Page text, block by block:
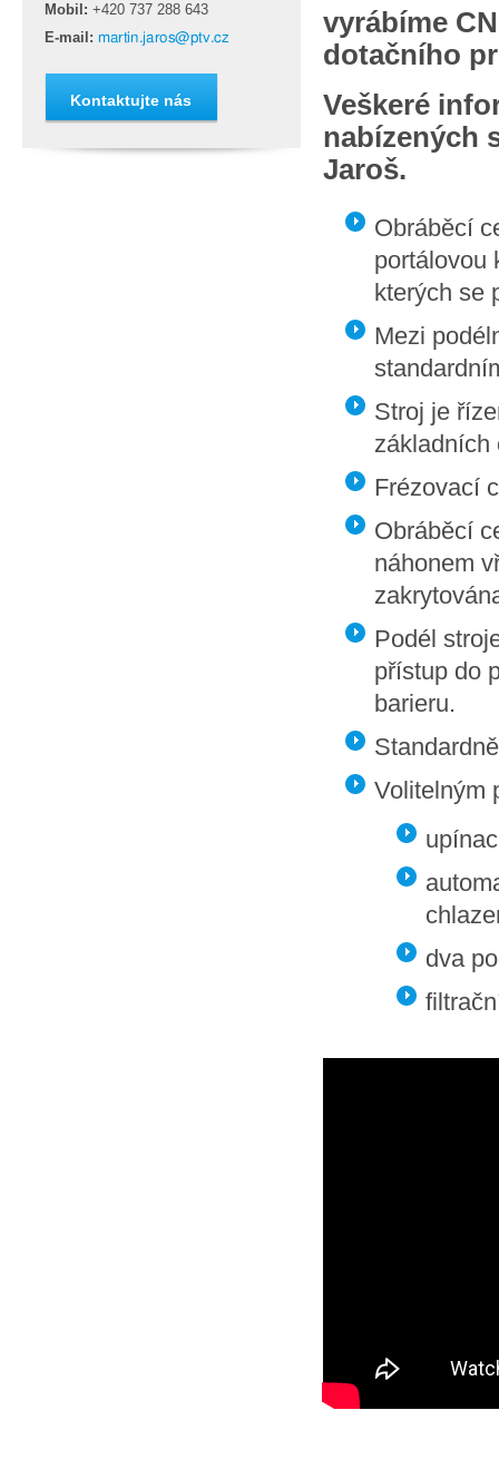
Mobil: +420 737 288 643
E-mail:
Kontaktujte nás
vyrábíme
dotačního
Veškeré
nabízených
Jaroš.
Obráběcí
portálovou
kterých se
Mezi
Stroj je
základních
Frézovací
Obráběcí
náhonem
Podél
přístup do
barieru.
Volitelným
dva